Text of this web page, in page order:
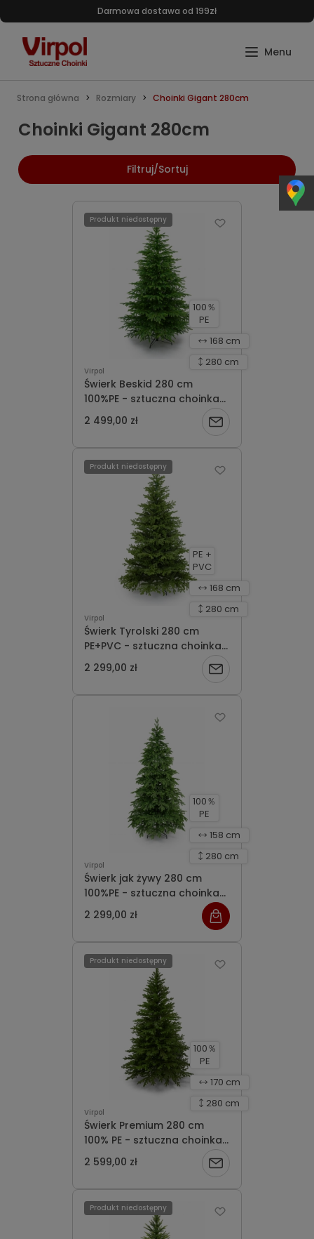
Darmowa dostawa od 199zł
Strona główna Rozmiary Choinki Gigant 280cm
Choinki Gigant 280cm
Filtruj/Sortuj
Virpol
Świerk Beskid 280 cm
100%PE - sztuczna choinka
dostępna na zamówienie
realizacja 3 dni robocze
2 499,00 zł
Produkt niedostępny
280 cm
168 cm
100％
PE
Powiadom
o
dostępności
Virpol
Świerk Tyrolski 280 cm
PE+PVC - sztuczna choinka
dostępna na zamówienie -
realizacja 3 dni roboczych
2 299,00 zł
Produkt niedostępny
280 cm
168 cm
PE +
PVC
Powiadom
o
dostępności
Virpol
Świerk jak żywy 280 cm
100%PE - sztuczna choinka
dostępna na zamówienie
realizacja 3 dni robocze
2 299,00 zł
280 cm
158 cm
100％
PE
Virpol
Świerk Premium 280 cm
100% PE - sztuczna choinka
dostępna na zamówienie-
realizacja 3 dni robocze
2 599,00 zł
Produkt niedostępny
280 cm
170 cm
100％
PE
Powiadom
o
dostępności
Produkt niedostępny